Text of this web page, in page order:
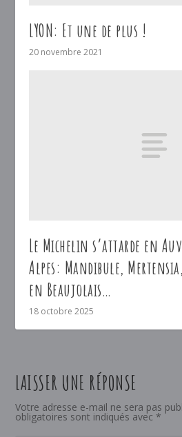
LYON: Et une de plus !
20 novembre 2021
Le Michelin s’attarde en
Alpes: Mandibule,
en Beaujolais…
18 octobre 2025
LAISSER UNE RÉPONSE
Votre adresse e-mail ne sera pas
obligatoires sont indiqués avec *